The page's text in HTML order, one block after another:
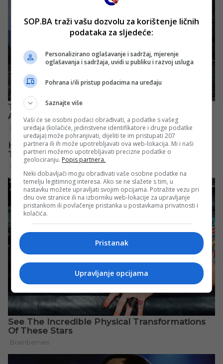
SOP.BA traži vašu dozvolu za korištenje ličnih
podataka za sljedeće:
Personalizirano oglašavanje i sadržaj, mjerenje
oglašavanja i sadržaja, uvidi u publiku i razvoj usluga
Pohrana i/ili pristup podacima na uređaju
Saznajte više
Vaši će se osobni podaci obrađivati, a podatke s vašeg
uređaja (kolačiće, jedinstvene identifikatore i druge podatke
uređaja) može pohranjivati, dijeliti te im pristupati 207
partnera ili ih može upotrebljavati ova web-lokacija. Mi i naši
partneri možemo upotrebljavati precizne podatke o
geolociranju. Popis partnera.
Neki dobavljači mogu obrađivati vaše osobne podatke na
temelju legitimnog interesa. Ako se ne slažete s tim, u
nastavku možete upravljati svojim opcijama. Potražite vezu pri
dnu ove stranice ili na izborniku web-lokacije za upravljanje
pristankom ili povlačenje pristanka u postavkama privatnosti i
kolačića.
Pristanak
Upravljanje opcijama